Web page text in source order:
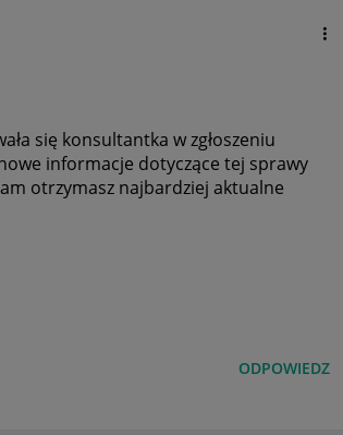
się konsultantka w zgłoszeniu
informacje dotyczące tej sprawy
otrzymasz najbardziej aktualne
ODPOWIEDZ